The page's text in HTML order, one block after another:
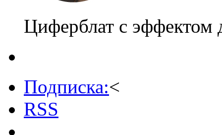
Циферблат с эффектом
Подписка:<
RSS